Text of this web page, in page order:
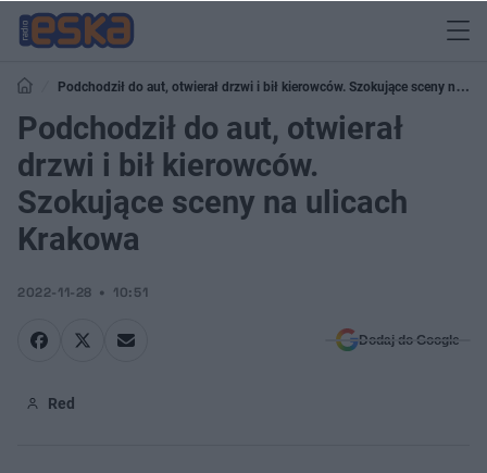
Podchodził do aut, otwierał drzwi i bił kierowców. Szokujące sceny na
ulicach Krakowa
Podchodził do aut, otwierał
drzwi i bił kierowców.
Szokujące sceny na ulicach
Krakowa
2022-11-28 10:51
Dodaj do Google
Red